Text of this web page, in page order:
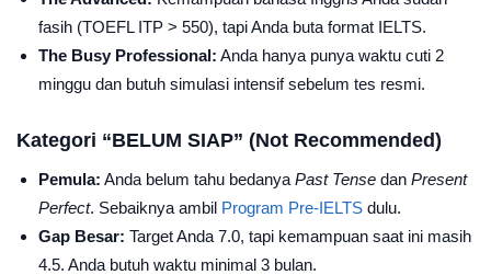
fasih (TOEFL ITP > 550), tapi Anda buta format IELTS.
The Busy Professional: Anda hanya punya waktu cuti 2
minggu dan butuh simulasi intensif sebelum tes resmi.
Kategori “BELUM SIAP” (Not Recommended)
Pemula: Anda belum tahu bedanya Past Tense dan Present
Perfect. Sebaiknya ambil Program Pre-IELTS dulu.
Gap Besar: Target Anda 7.0, tapi kemampuan saat ini masih
4.5. Anda butuh waktu minimal 3 bulan.